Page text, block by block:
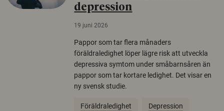
depression
19 juni 2026
Pappor som tar flera månaders
föräldraledighet löper lägre risk att utveckla
depressiva symtom under småbarnsåren än
pappor som tar kortare ledighet. Det visar en
ny svensk studie.
Föräldraledighet Depression